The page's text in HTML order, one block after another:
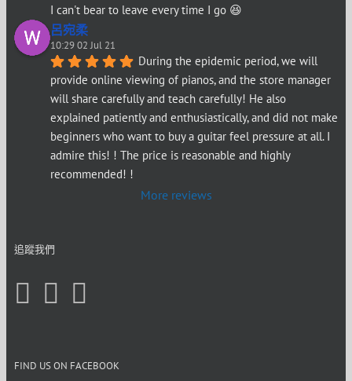
I can't bear to leave every time I go 😆
呂宛柔
10:29 02 Jul 21
During the epidemic period, we will
provide online viewing of pianos, and the store manager
will share carefully and teach carefully! He also
explained patiently and enthusiastically, and did not make
beginners who want to buy a guitar feel pressure at all. I
admire this! ! The price is reasonable and highly
recommended! !
More reviews
追蹤我們
FIND US ON FACEBOOK